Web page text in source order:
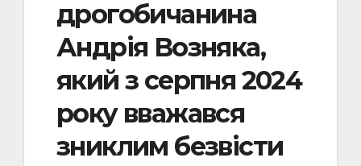
дрогобичанина
Андрія Возняка,
який з серпня 2024
року вважався
зниклим безвісти